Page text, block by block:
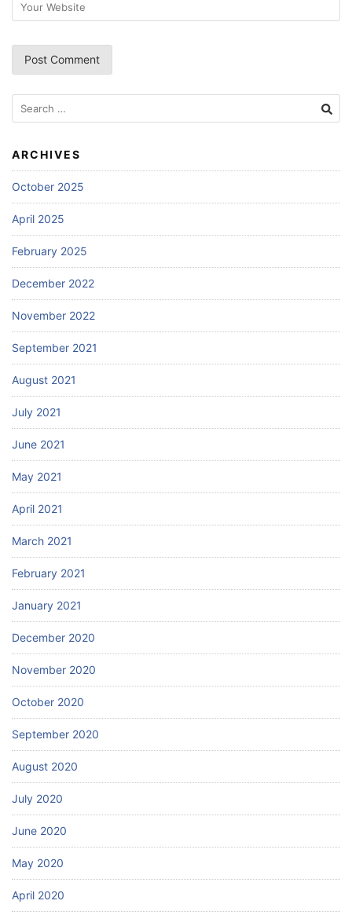
Search
for:
ARCHIVES
October 2025
April 2025
February 2025
December 2022
November 2022
September 2021
August 2021
July 2021
June 2021
May 2021
April 2021
March 2021
February 2021
January 2021
December 2020
November 2020
October 2020
September 2020
August 2020
July 2020
June 2020
May 2020
April 2020